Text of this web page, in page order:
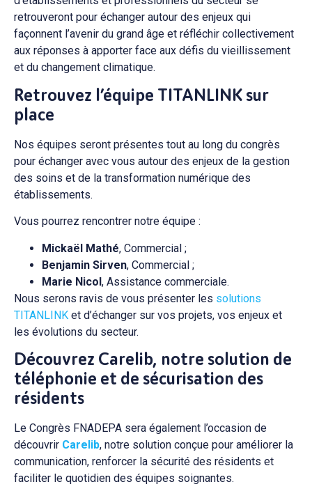
retrouveront pour échanger autour des enjeux qui
façonnent l’avenir du grand âge et réfléchir collectivement
aux réponses à apporter face aux défis du vieillissement
et du changement climatique.
Retrouvez l’équipe TITANLINK sur
place
Nos équipes seront présentes tout au long du congrès
pour échanger avec vous autour des enjeux de la gestion
des soins et de la transformation numérique des
établissements.
Vous pourrez rencontrer notre équipe :
Mickaël Mathé, Commercial ;
Benjamin Sirven, Commercial ;
Marie Nicol, Assistance commerciale.
Nous serons ravis de vous présenter les solutions
TITANLINK et d’échanger sur vos projets, vos enjeux et
les évolutions du secteur.
Découvrez Carelib, notre solution de
téléphonie et de sécurisation des
résidents
Le Congrès FNADEPA sera également l’occasion de
découvrir Carelib, notre solution conçue pour améliorer la
communication, renforcer la sécurité des résidents et
faciliter le quotidien des équipes soignantes.